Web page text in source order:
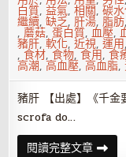
白質,益氣,相關,碳
繼續,缺乏,肝湯,脂肪
,蘑菇,蛋白質,血壓,
豬肝,軟化,近視,運用
,食材,食物,食用,食
高潮,高血壓,高血脂,
豬肝 【出處】《千金
scrofa do…
閱讀完整文章上